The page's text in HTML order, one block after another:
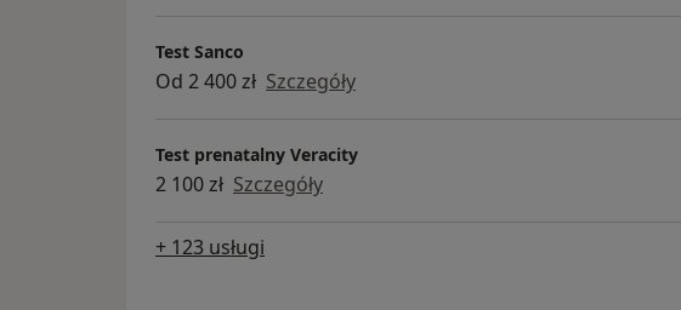
Test Sanco
Od 2 400 zł Szczegóły
Test prenatalny Veracity
2 100 zł Szczegóły
+ 123 usługi